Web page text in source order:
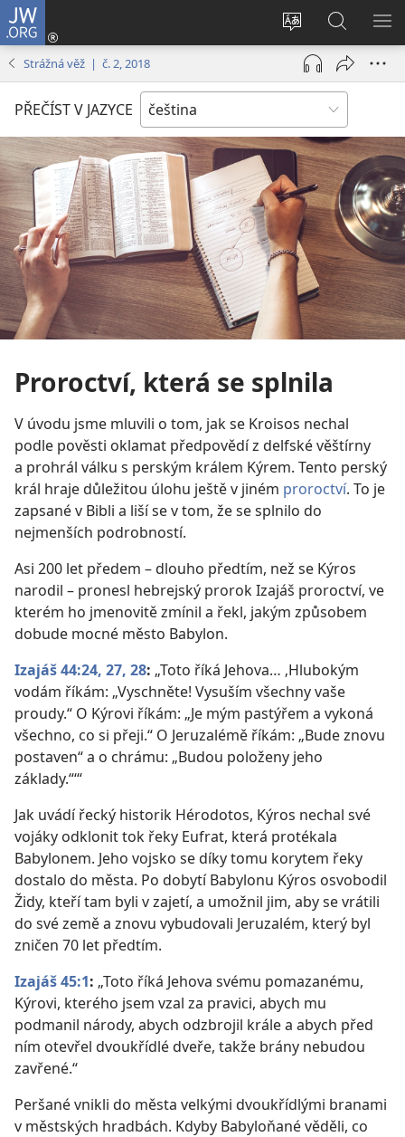
JW.ORG
Změnit
jazyk
stránek
Přihlásit
se
(otevřeno
okno)
Hledat
na
JW.ORG
Strážná věž | č. 2, 2018
PŘEČÍST V JAZYCE
Proroctví, která se splnila
V úvodu jsme mluvili o tom, jak se Kroisos nechal
podle pověsti oklamat předpovědí z delfské věštírny
a prohrál válku s perským králem Kýrem. Tento perský
král hraje důležitou úlohu ještě v jiném proroctví. To je
zapsané v Bibli a liší se v tom, že se splnilo do
nejmenších podrobností.
Asi 200 let předem – dlouho předtím, než se Kýros
narodil – pronesl hebrejský prorok Izajáš proroctví, ve
kterém ho jmenovitě zmínil a řekl, jakým způsobem
dobude mocné město Babylon.
Izajáš 44:24, 27, 28: „Toto říká Jehova… ‚Hlubokým
vodám říkám: „Vyschněte! Vysuším všechny vaše
proudy.“ O Kýrovi říkám: „Je mým pastýřem a vykoná
všechno, co si přeji.“ O Jeruzalémě říkám: „Bude znovu
postaven“ a o chrámu: „Budou položeny jeho
základy.“‘“
Jak uvádí řecký historik Hérodotos, Kýros nechal své
vojáky odklonit tok řeky Eufrat, která protékala
Babylonem. Jeho vojsko se díky tomu korytem řeky
dostalo do města. Po dobytí Babylonu Kýros osvobodil
Židy, kteří tam byli v zajetí, a umožnil jim, aby se vrátili
do své země a znovu vybudovali Jeruzalém, který byl
zničen 70 let předtím.
Izajáš 45:1: „Toto říká Jehova svému pomazanému,
Kýrovi, kterého jsem vzal za pravici, abych mu
podmanil národy, abych odzbrojil krále a abych před
ním otevřel dvoukřídlé dveře, takže brány nebudou
zavřené.“
Peršané vnikli do města velkými dvoukřídlými branami
v městských hradbách. Kdyby Babyloňané věděli, co